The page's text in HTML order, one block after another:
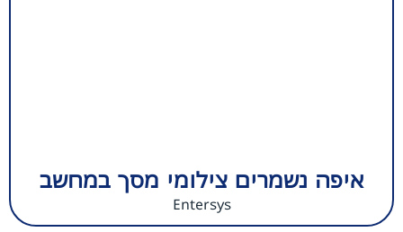
איפה נשמרים צילומי מסך במחשב
Entersys